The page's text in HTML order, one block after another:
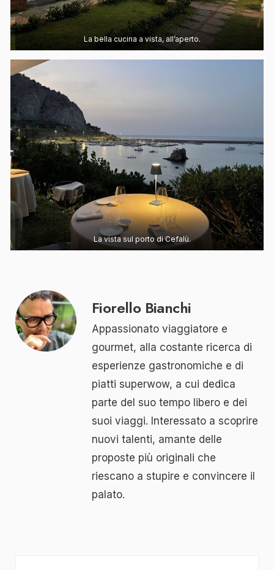
La bella cucina a vista, all’aperto.
La vista sul porto di Cefalù.
Fiorello Bianchi
Appassionato viaggiatore e
gourmet, alla costante ricerca di
esperienze gastronomiche e di
piatti superwow, a cui dedica
parte del suo tempo libero e dei
suoi viaggi. Interessato a scoprire
nuovi talenti, amante delle
proposte più originali che
riescano a stupire e convincere il
palato.